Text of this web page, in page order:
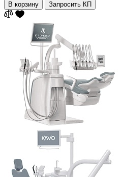
В корзину Запросить КП